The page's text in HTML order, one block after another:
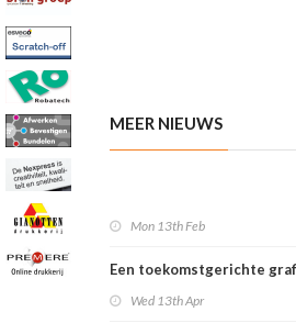
MEER NIEUWS
Mon 13th Feb
Een toekomstgerichte
Wed 13th Apr